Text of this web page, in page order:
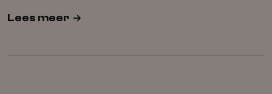
Lees meer